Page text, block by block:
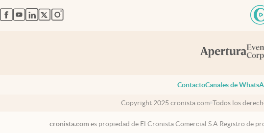
abre en nueva pestaña
abre en nueva pestaña
abre en nueva pestaña
abre en nueva pestaña
abre en nueva pestaña
ContactoCanales de
Copyright 2025 cronista.com Todos los
cronista.com es propiedad de El Cronista Comercial S.A Registro de